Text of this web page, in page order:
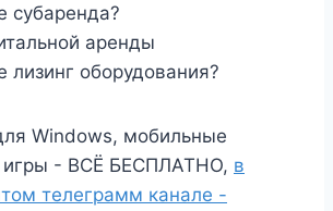
субаренда?
аренды
лизинг оборудования?
Windows, мобильные
игры - ВСЁ БЕСПЛАТНО, в
телеграмм канале -